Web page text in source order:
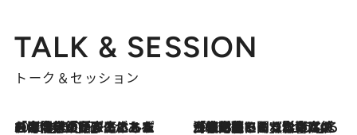
TALK & SESSION
トーク＆セッション
2026.8.3
「今後値上げがあるとすれば…」「リスクがあるのは今年の冬」エネルギー専門家が語る、ホルムズ海峡封鎖が家庭にもたらす“ある心配” 2026.8.3
「住宅建てられない…」「サーチャージ料の高値が続いている」ホルムズ海峡封鎖による影響はいつまで続く？《エネルギー専門家に聞く“どうなる日本の暮らし”》